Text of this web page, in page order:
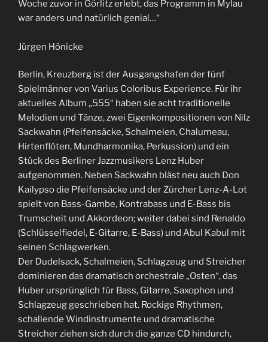
Woche zuvor in Görlitz erlebt, das Programm in Mylau
war anders und natürlich genial…“
Jürgen Hönicke
Berlin, Kreuzberg ist der Ausgangshafen der fünf
Spielmänner von Varius Coloribus Experience. Für ihr
aktuelles Album „555“ haben sie acht traditionelle
Melodien und Tänze, zwei Eigenkompositionen von Nilz
Sackwahn (Pfeifensäcke, Schalmeien, Chalumeau,
Hirtenflöten, Mundharmonika, Perkussion) und ein
Stück des Berliner Jazzmusikers Lenz Huber
aufgenommen. Neben Sackwahn bläst neu auch Don
Kailypso die Pfeifensäcke und der Zürcher Lenz-A-Lot
spielt von Bass-Gambe, Kontrabass und E-Bass bis
Trumscheit und Akkordeon; weiter dabei sind Renaldo
(Schlüsselfiedel, E-Gitarre, E-Bass) und Abul Kabul mit
seinen Schlagwerken.
Der Dudelsack, Schalmeien, Schlagzeug und Streicher
dominieren das dramatisch orchestrale „Osten“, das
Huber ursprünglich für Bass, Gitarre, Saxophon und
Schlagzeug geschrieben hat. Rockige Rhythmen,
schallende Windinstrumente und dramatische
Streicher ziehen sich durch die ganze CD hindurch,